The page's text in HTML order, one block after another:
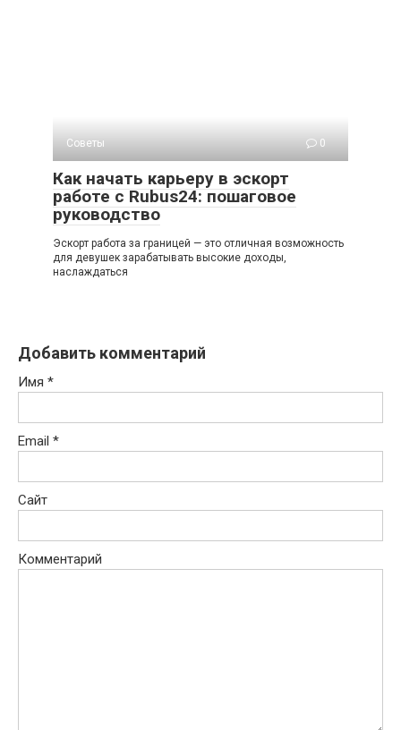
Советы 0
Как начать карьеру в эскорт
работе с Rubus24: пошаговое
руководство
Эскорт работа за границей — это отличная возможность
для девушек зарабатывать высокие доходы,
наслаждаться
Добавить комментарий
Имя *
Email *
Сайт
Комментарий